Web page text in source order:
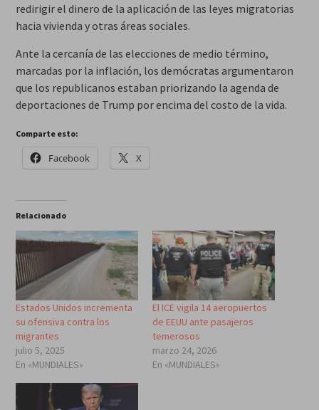
redirigir el dinero de la aplicación de las leyes migratorias
hacia vivienda y otras áreas sociales.
Ante la cercanía de las elecciones de medio término,
marcadas por la inflación, los demócratas argumentaron
que los republicanos estaban priorizando la agenda de
deportaciones de Trump por encima del costo de la vida.
Comparte esto:
Facebook X
Relacionado
Estados Unidos incrementa
su ofensiva contra los
migrantes
julio 5, 2025
En «MUNDIALES»
El ICE vigila 14 aeropuertos
de EEUU ante pasajeros
temerosos
marzo 24, 2026
En «MUNDIALES»